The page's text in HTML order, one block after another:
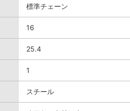
標準チェーン
16
25.4
1
スチール